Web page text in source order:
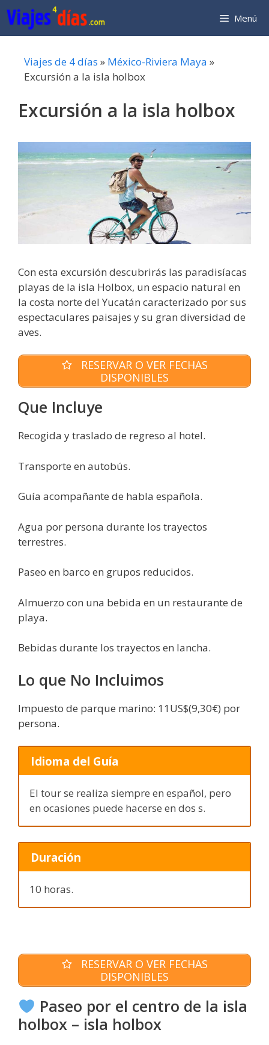
Saltar
al
contenido
Menú
Viajes de 4 días » México-Riviera Maya »
Excursión a la isla holbox
Excursión a la isla holbox
Con esta excursión descubrirás las paradisíacas
playas de la isla Holbox, un espacio natural en
la costa norte del Yucatán caracterizado por sus
espectaculares paisajes y su gran diversidad de
aves.
RESERVAR O VER FECHAS
DISPONIBLES
Que Incluye
Recogida y traslado de regreso al hotel.
Transporte en autobús.
Guía acompañante de habla española.
Agua por persona durante los trayectos
terrestres.
Paseo en barco en grupos reducidos.
Almuerzo con una bebida en un restaurante de
playa.
Bebidas durante los trayectos en lancha.
Lo que No Incluimos
Impuesto de parque marino: 11US$(9,30€) por
persona.
Idioma del Guía
El tour se realiza siempre en español, pero
en ocasiones puede hacerse en dos s.
Duración
10 horas.
RESERVAR O VER FECHAS
DISPONIBLES
Paseo por el centro de la isla
holbox – isla holbox